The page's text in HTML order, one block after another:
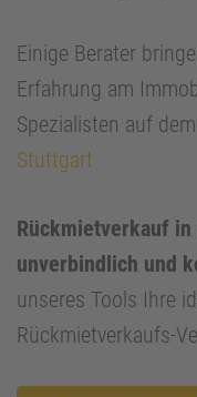
Einige Berater
Erfahrung am
Spezialisten auf
Stuttgart
Rückmietverkauf
unverbindlich und
unseres Tools Ihre
Rückmietverkaufs-